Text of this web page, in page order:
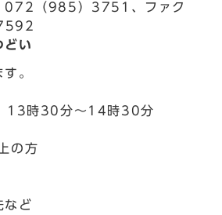
072（985）3751、ファク
どい
。
13時30分～14時30分
の方
など